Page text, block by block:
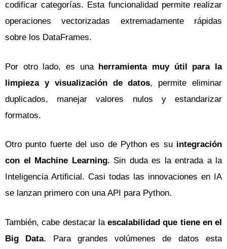
codificar categorías. Esta funcionalidad permite realizar
operaciones vectorizadas extremadamente rápidas
sobre los DataFrames.
Por otro lado, es unaherramienta muy útil para la
limpieza y visualización de datos, permite eliminar
duplicados, manejar valores nulos y estandarizar
formatos.
Otro punto fuerte del uso de Python es suintegración
con el Machine Learning. Sin duda es la entrada a la
Inteligencia Artificial. Casi todas las innovaciones en IA
se lanzan primero con una API para Python.
También, cabe destacar la escalabilidad que tiene en el
Big Data. Para grandes volúmenes de datos esta